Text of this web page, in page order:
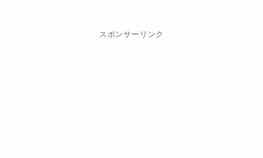
スポンサーリンク